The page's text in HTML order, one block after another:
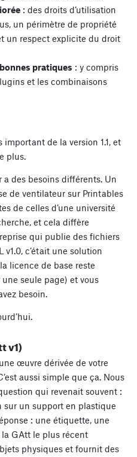
: des droits d’utilisation
un périmètre de propriété
un respect explicite du droit
pratiques : y compris
et les combinaisons
de la version 1.1, et
plus.
des besoins différents. Un
de ventilateur sur Printables
de celles d’une université
et cela diffère
qui publie des fichiers
v1.0, c’était une solution
licence de base reste
seule page) et vous
besoin.
v1)
œuvre dérivée de votre
aussi simple que ça. Nous
qui revenait souvent :
sur un support en plastique
: une étiquette, une
la GAtt le plus récent
physiques et fournit des